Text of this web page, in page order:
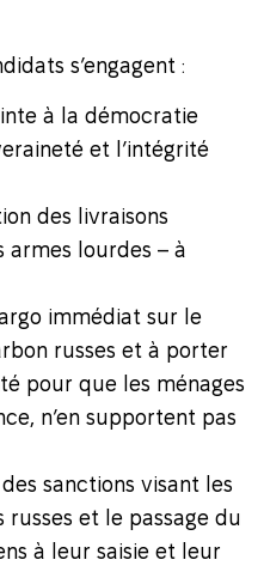
s’engagent :
à la démocratie
et l’intégrité
des livraisons
armes lourdes – à
immédiat sur le
russes et à porter
pour que les ménages
n’en supportent pas
sanctions visant les
et le passage du
à leur saisie et leur